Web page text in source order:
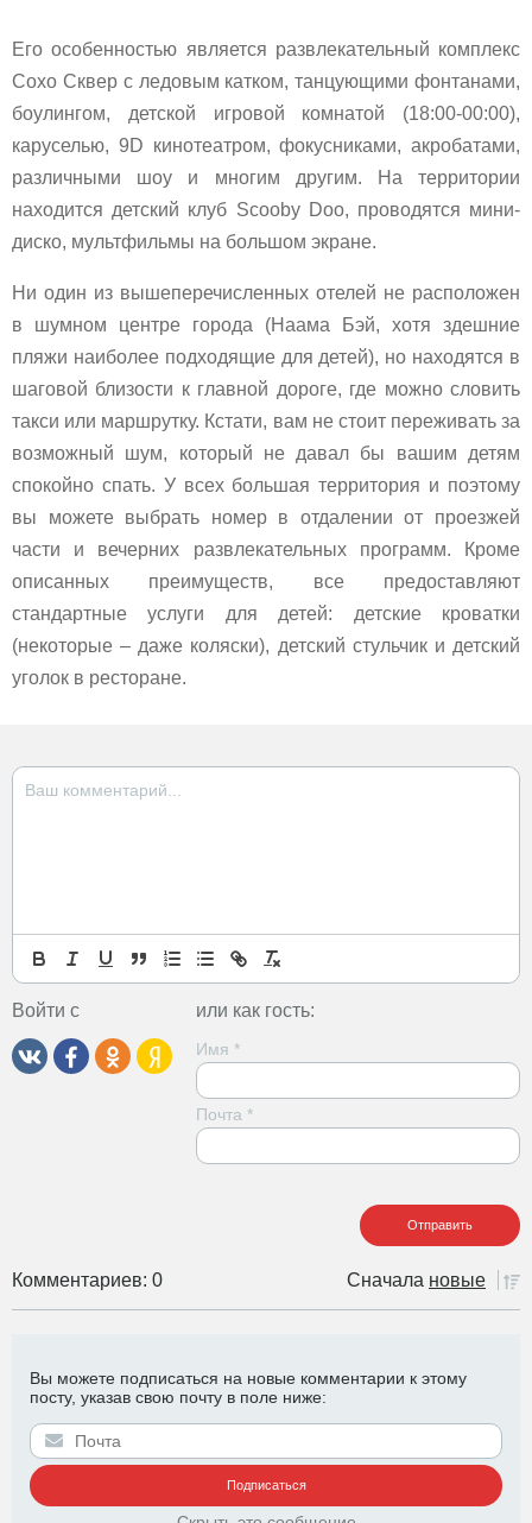
Его особенностью является развлекательный комплекс
Сохо Сквер с ледовым катком, танцующими фонтанами,
боулингом, детской игровой комнатой (18:00-00:00),
каруселью, 9D кинотеатром, фокусниками, акробатами,
различными шоу и многим другим. На территории
находится детский клуб Scooby Doo, проводятся мини-
диско, мультфильмы на большом экране.
Ни один из вышеперечисленных отелей не расположен
в шумном центре города (Наама Бэй, хотя здешние
пляжи наиболее подходящие для детей), но находятся в
шаговой близости к главной дороге, где можно словить
такси или маршрутку. Кстати, вам не стоит переживать за
возможный шум, который не давал бы вашим детям
спокойно спать. У всех большая территория и поэтому
вы можете выбрать номер в отдалении от проезжей
части и вечерних развлекательных программ. Кроме
описанных преимуществ, все предоставляют
стандартные услуги для детей: детские кроватки
(некоторые – даже коляски), детский стульчик и детский
уголок в ресторане.
Войти с или как гость:
Имя *
Почта *
Комментариев: 0 Сначала новые
Вы можете подписаться на новые комментарии к этому
посту, указав свою почту в поле ниже: